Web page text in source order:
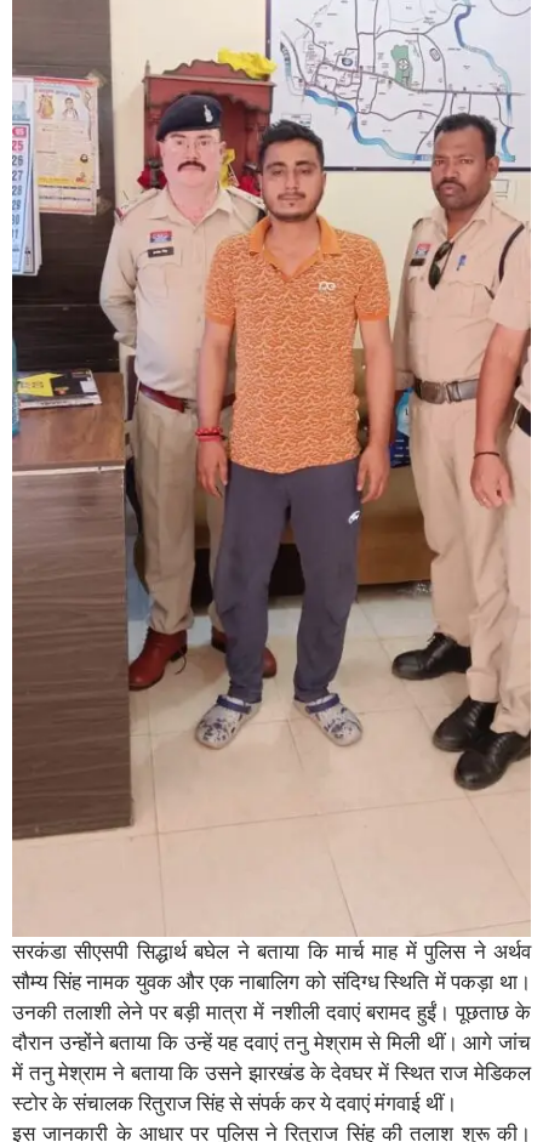
सरकंडा सीएसपी सिद्धार्थ बघेल ने बताया कि मार्च माह में पुलिस ने अर्थव
सौम्य सिंह नामक युवक और एक नाबालिग को संदिग्ध स्थिति में पकड़ा था।
उनकी तलाशी लेने पर बड़ी मात्रा में नशीली दवाएं बरामद हुईं। पूछताछ के
दौरान उन्होंने बताया कि उन्हें यह दवाएं तनु मेश्राम से मिली थीं। आगे जांच
में तनु मेश्राम ने बताया कि उसने झारखंड के देवघर में स्थित राज मेडिकल
स्टोर के संचालक रितुराज सिंह से संपर्क कर ये दवाएं मंगवाई थीं।
इस जानकारी के आधार पर पुलिस ने रितुराज सिंह की तलाश शुरू की।